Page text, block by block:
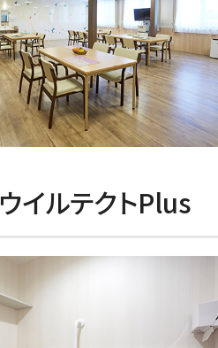
イルテクトPlus